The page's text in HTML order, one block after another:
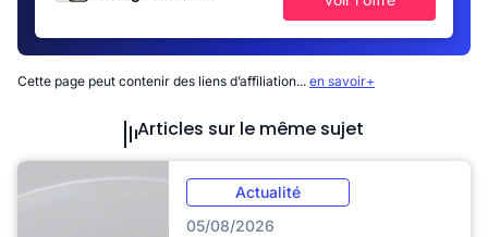
Cette page peut contenir des liens d’affiliation... en savoir+
Articles sur le même sujet
Actualité
05/08/2026